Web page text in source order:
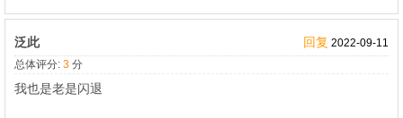
泛此 回复 2022-09-11
总体评分: 3 分
我也是老是闪退